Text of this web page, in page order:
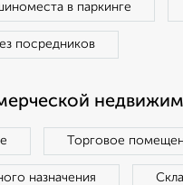
в паркинге
посредников
Торговое
назначения